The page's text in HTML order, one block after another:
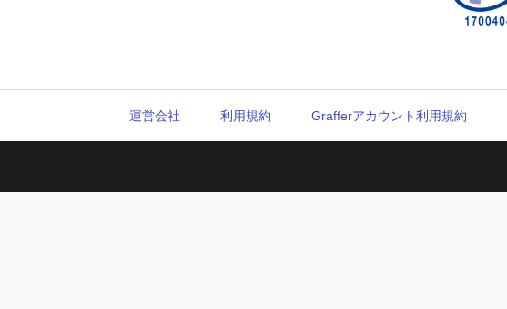
運営会社 利用規約 Grafferアカウント利用規約